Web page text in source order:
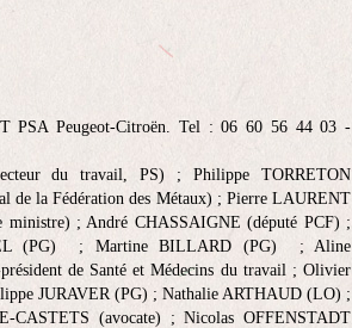
PSA Peugeot-Citroën. Tel : 06 60 56 44 03 -
du travail, PS) ; Philippe TORRETON
de la Fédération des Métaux) ; Pierre LAURENT
ministre) ; André CHASSAIGNE (député PCF) ;
(PG) ; Martine BILLARD (PG) ; Aline
de Santé et Médecins du travail ; Olivier
JURAVER (PG) ; Nathalie ARTHAUD (LO) ;
(avocate) ; Nicolas OFFENSTADT